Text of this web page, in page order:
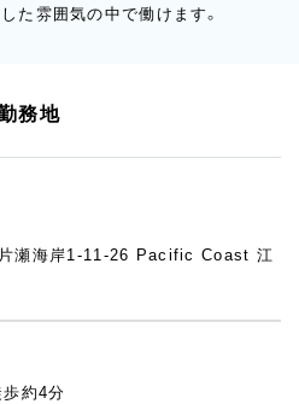
た雰囲気の中で働けます。
務地
瀬海岸1-11-26 Pacific Coast 江
歩約4分